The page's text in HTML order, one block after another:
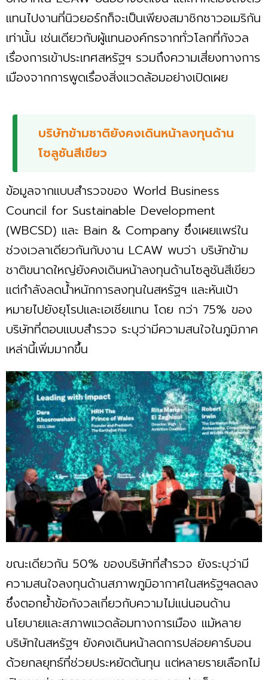
แทนไปงานที่นิวยอร์กก็จะเป็นเพียงสมาชิกชาวอเมริกัน
เท่านั้น เช่นเดียวกับผู้แทนองค์กรจากทั่วโลกที่กังวล
เรื่องการเข้าประเทศสหรัฐฯ รวมถึงความเสี่ยงทางการ
เมืองจากการพูดเรื่องสิ่งแวดล้อมอย่างเปิดเผย
บริษัทข้ามชาติยังคงเดินหน้าลงทุนด้าน
โซลูชันสีเขียว
ข้อมูลจากแบบสำรวจของ World Business
Council for Sustainable Development
(WBCSD) และ Bain & Company ซึ่งเผยแพร่ใน
ช่วงเวลาเดียวกันกับงาน LCAW พบว่า บริษัทข้าม
ชาติขนาดใหญ่ยังคงเดินหน้าลงทุนด้านโซลูชันสีเขียว
แต่กำลังลดน้ำหนักการลงทุนในสหรัฐฯ และหันเป้า
หมายไปยังยุโรปและเอเชียแทน โดย กว่า 75% ของ
บริษัทที่ตอบแบบสำรวจ ระบุว่ามีความสนใจในภูมิภาค
เหล่านี้เพิ่มมากขึ้น
ขณะเดียวกัน 50% ของบริษัทที่สำรวจ ยังระบุว่ามี
ความสนใจลงทุนด้านสภาพภูมิอากาศในสหรัฐฯลดลง
ซึ่งตอกย้ำข้อกังวลเกี่ยวกับความไม่แน่นอนด้าน
นโยบายและสภาพแวดล้อมทางการเมือง แม้หลาย
บริษัทในสหรัฐฯ ยังคงเดินหน้าลดการปล่อยคาร์บอน
ด้วยกลยุทธ์ที่ช่วยประหยัดต้นทุน แต่หลายรายเลือกไม่